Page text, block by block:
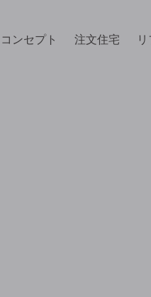
コンセプト 注文住宅